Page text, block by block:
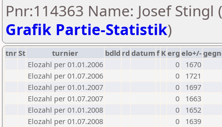
Pnr:114363 Name: Josef Stingl (
Grafik Partie-Statistik)
tnrSt turnier bdld rd datumf Kerg elo+/-
Elozahl per 01.01.2006
0
1670
Elozahl per 01.07.2006
0
1721
Elozahl per 01.01.2007
0
1697
Elozahl per 01.07.2007
0
1663
Elozahl per 01.01.2008
0
1652
Elozahl per 01.07.2008
0
1639